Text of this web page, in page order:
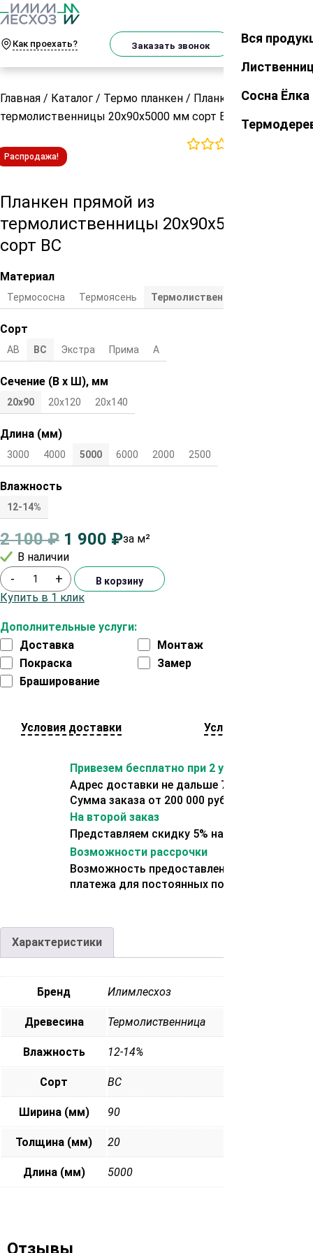
Как проехать? Заказать звонок Закрыть
Вся
Сосна Ёлка
Главная / Каталог / Термо планкен / Планкен прямой из
термолиственницы 20х90х5000 мм сорт ВС
Распродажа!
Планкен прямой из
термолиственницы 20х90х5000 мм
сорт ВС
Материал
Термососна Термоясень Термолиственница
Сорт
АВ ВС Экстра Прима А
Сечение (В х Ш), мм
20х90 20х120 20х140
Длина (мм)
3000 4000 5000 6000 2000 2500
Влажность
12-14%
2 100₽ 1 900 ₽за м²
В наличии
Дополнительные услуги:
Доставка
Монтаж
Покраска
Замер
Браширование
- + В корзину
Купить в 1 клик
Условия доставки Условия оплаты
Привезем бесплатно при 2 условиях:
Адрес доставки не дальше 70 км от склада.
Сумма заказа от 200 000 рублей.
На второй заказ
Представляем скидку 5% на второй заказ
Возможности рассрочки
Возможность предоставления отсрочки
платежа для постоянных покупателей.
Характеристики
Бренд Илимлесхоз
Древесина Термолиственница
Влажность 12-14%
Сорт ВС
Ширина (мм) 90
Толщина (мм) 20
Длина (мм) 5000
Отзывы